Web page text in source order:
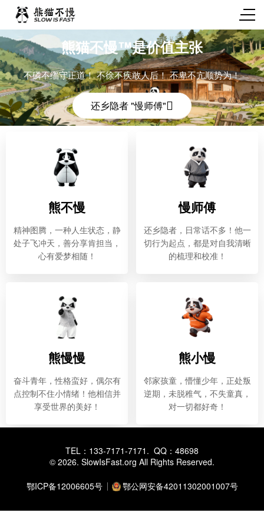
熊猫不慢 Slow Is Fast
熊猫不慢™是价值主张
不磷不缁守正道！ 不徐不疾敢人后！ 不卑不亢顺势为！
还乡隐者 "慢师傅"
熊不慢
精神图腾，一种人生状态，静
处子飞冲天，善分享肯担当，
心有爱梦相随！
慢师傅
还乡隐者，日常话不多！他一
切行为起点，都是对自我清晰
的梳理和校准！
熊慢慢
奋斗青年，性格蛮好，偶尔有
点控制不住小情绪！他相信并
享受世界的美好！
熊小慢
邻家孩童，懵懂少年，正处叛
逆期，未脱稚气，不失童真，
对一切都好奇！
TEL：133-7171-7171. QQ：48698
© 2026. SlowIsFast.org All Rights Reserved.
鄂ICP备12006605号 鄂公网安备42011302001007号